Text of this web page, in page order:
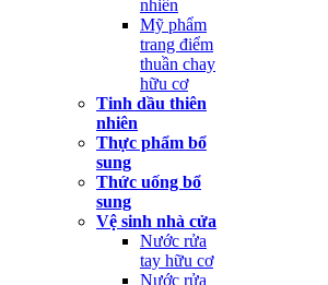
nhiên
Mỹ phẩm
trang điểm
thuần chay
hữu cơ
Tinh dầu thiên
nhiên
Thực phẩm bổ
sung
Thức uống bổ
sung
Vệ sinh nhà cửa
Nước rửa
tay hữu cơ
Nước rửa